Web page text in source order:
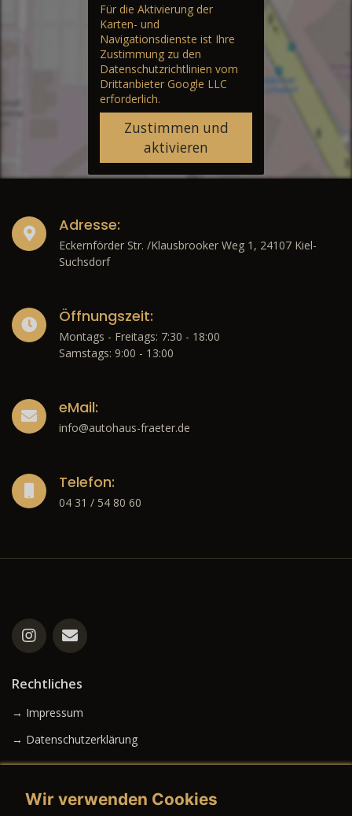
Für die Aktivierung der
Karten- und
Navigationsdienste ist Ihre
Zustimmung zu den
Datenschutzrichtlinien vom
Drittanbieter Google LLC
erforderlich.
Zustimmen und
aktivieren
Adresse:
Eckernförder Str. /Klausbrooker Weg 1, 24107 Kiel-
Suchsdorf
Öffnungszeit:
Montags - Freitags: 7:30 - 18:00
Samstags: 9:00 - 13:00
eMail:
info@autohaus-fraeter.de
Telefon:
04 31 / 54 80 60
Rechtliches
→ Impressum
→ Datenschutzerklärung
Wir verwenden Cookies